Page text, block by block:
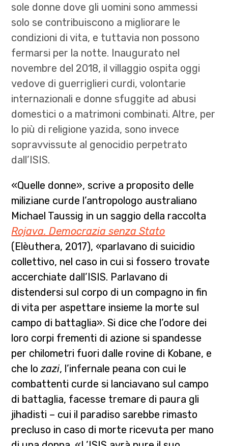
sole donne dove gli uomini sono ammessi
solo se contribuiscono a migliorare le
condizioni di vita, e tuttavia non possono
fermarsi per la notte. Inaugurato nel
novembre del 2018, il villaggio ospita oggi
vedove di guerriglieri curdi, volontarie
internazionali e donne sfuggite ad abusi
domestici o a matrimoni combinati. Altre, per
lo più di religione yazida, sono invece
sopravvissute al genocidio perpetrato
dall’ISIS.
«Quelle donne», scrive a proposito delle
miliziane curde l’antropologo australiano
Michael Taussig in un saggio della raccolta
Rojava. Democrazia senza Stato
(Elèuthera, 2017), «parlavano di suicidio
collettivo, nel caso in cui si fossero trovate
accerchiate dall’ISIS. Parlavano di
distendersi sul corpo di un compagno in fin
di vita per aspettare insieme la morte sul
campo di battaglia». Si dice che l’odore dei
loro corpi frementi di azione si spandesse
per chilometri fuori dalle rovine di Kobane, e
che lozazi, l’infernale peana con cui le
combattenti curde si lanciavano sul campo
di battaglia, facesse tremare di paura gli
jihadisti – cui il paradiso sarebbe rimasto
precluso in caso di morte ricevuta per mano